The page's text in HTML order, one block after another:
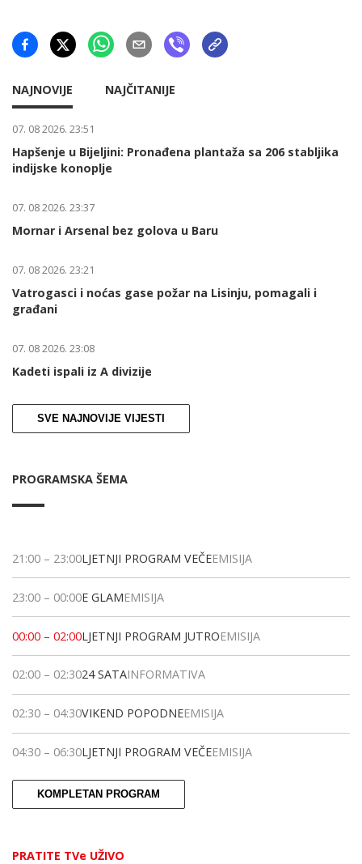
NAJNOVIJE NAJČITANIJE
07. 08 2026. 23:51
Hapšenje u Bijeljini: Pronađena plantaža sa 206 stabljika
indijske konoplje
07. 08 2026. 23:37
Mornar i Arsenal bez golova u Baru
07. 08 2026. 23:21
Vatrogasci i noćas gase požar na Lisinju, pomagali i
građani
07. 08 2026. 23:08
Kadeti ispali iz A divizije
SVE NAJNOVIJE VIJESTI
PROGRAMSKA ŠEMA
21:00 – 23:00LJETNJI PROGRAM VEČEEMISIJA
23:00 – 00:00E GLAMEMISIJA
00:00 – 02:00LJETNJI PROGRAM JUTROEMISIJA
02:00 – 02:3024 SATAINFORMATIVA
02:30 – 04:30VIKEND POPODNEEMISIJA
04:30 – 06:30LJETNJI PROGRAM VEČEEMISIJA
KOMPLETAN PROGRAM
PRATITE TVe UŽIVO